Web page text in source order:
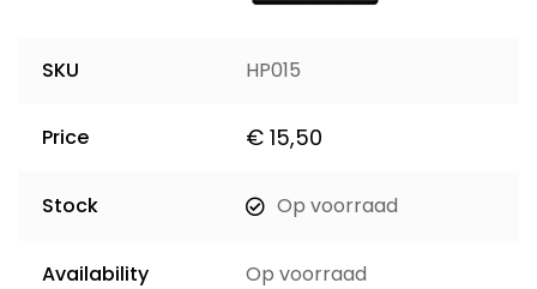
SKU HP015
Price € 15,50
Stock Op voorraad
Availability Op voorraad